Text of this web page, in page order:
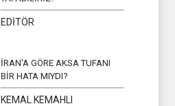
EDİTÖR
İRAN'A GÖRE AKSA TUFANI
BİR HATA MIYDI?
KEMAL KEMAHLI